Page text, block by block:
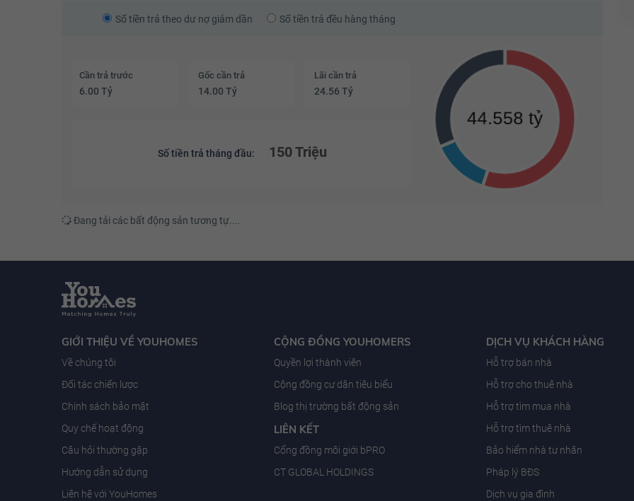
Số tiền trả theo dư nợ giảm dần Số tiền trả đều hàng tháng
Cần trả trước
6.00 Tỷ
Gốc cần trả
14.00 Tỷ
Lãi cần trả
24.56 Tỷ
Số tiền trả tháng đầu: 150 Triệu
Đang tải các bất động sản tương tự....
GIỚI THIỆU VỀ YOUHOMES
Về chúng tôi
Đối tác chiến lược
Chính sách bảo mật
Quy chế hoạt động
Câu hỏi thường gặp
Hướng dẫn sử dụng
Liên hệ với YouHomes
CỘNG ĐỒNG YOUHOMERS
Quyền lợi thành viên
Cộng đồng cư dân tiêu biểu
Blog thị trường bất động sản
LIÊN KẾT
Cổng đồng môi giới bPRO
CT GLOBAL HOLDINGS
DỊCH VỤ KHÁCH HÀNG
Hỗ trợ bán nhà
Hỗ trợ cho thuê nhà
Hỗ trợ tìm mua nhà
Hỗ trợ tìm thuê nhà
Bảo hiểm nhà tư nhân
Pháp lý BĐS
Dịch vụ gia đình